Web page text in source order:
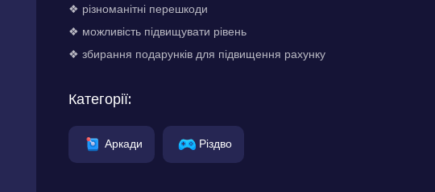
❖ різноманітні перешкоди
❖ можливість підвищувати рівень
❖ збирання подарунків для підвищення рахунку
Категорії:
Аркади Різдво